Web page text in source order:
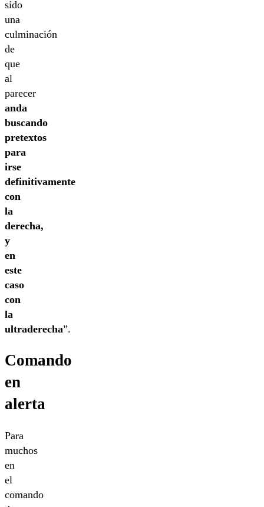
sido
una
culminación
de
que
al
parecer
anda
buscando
pretextos
para
irse
definitivamente
con
la
derecha,
y
en
este
caso
con
la
ultraderecha”.
Comando
en
alerta
Para
muchos
en
el
comando